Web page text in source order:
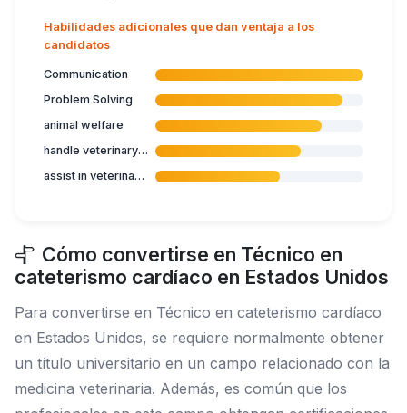
Habilidades adicionales que dan ventaja a los
candidatos
Communication
Problem Solving
animal welfare
handle veterinary emergencies
assist in veterinary surgery
Cómo convertirse en Técnico en
cateterismo cardíaco en Estados Unidos
Para convertirse en Técnico en cateterismo cardíaco
en Estados Unidos, se requiere normalmente obtener
un título universitario en un campo relacionado con la
medicina veterinaria. Además, es común que los